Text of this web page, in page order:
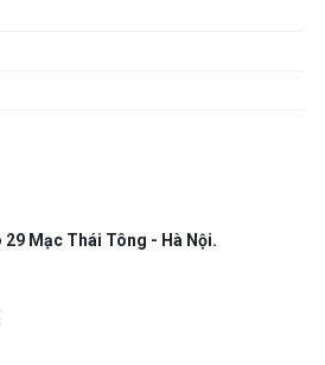
29 Mạc Thái Tông - Hà Nội.